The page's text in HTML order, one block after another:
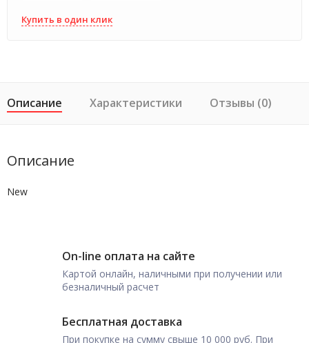
Купить в один клик
Описание Характеристики Отзывы (0)
Описание
New
On-line оплата на сайте
Картой онлайн, наличными при получении или
безналичный расчет
Бесплатная доставка
При покупке на сумму свыше 10 000 руб. При